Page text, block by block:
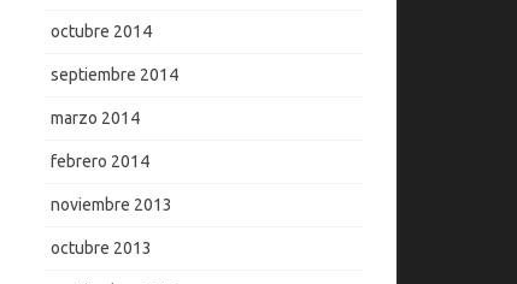
octubre 2014
septiembre 2014
marzo 2014
febrero 2014
noviembre 2013
octubre 2013